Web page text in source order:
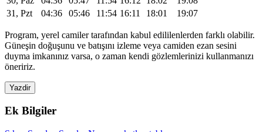
31, Pzt
04:36 05:46 11:54 16:11 18:01 19:07
Program, yerel camiler tarafından kabul edililenlerden farklı olabilir.
Güneşin doğuşunu ve batışını izleme veya camiden ezan sesini
duyma imkanınız varsa, o zaman kendi gözlemlerinizi kullanmanızı
öneririz.
Yazdir
Ek Bilgiler